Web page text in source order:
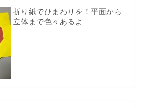
折り紙でひまわりを！平面から
立体まで色々あるよ